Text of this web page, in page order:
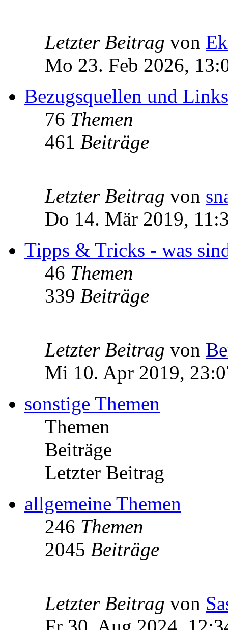
Letzter Beitrag von
Mo 23. Feb 2026,
Bezugsquellen und Links
76 Themen
461 Beiträge
Letzter Beitrag von
Do 14. Mär 2019,
Tipps & Tricks - was
46 Themen
339 Beiträge
Letzter Beitrag von
Mi 10. Apr 2019,
sonstige Themen
Themen
Beiträge
Letzter Beitrag
allgemeine Themen
246 Themen
2045 Beiträge
Letzter Beitrag von